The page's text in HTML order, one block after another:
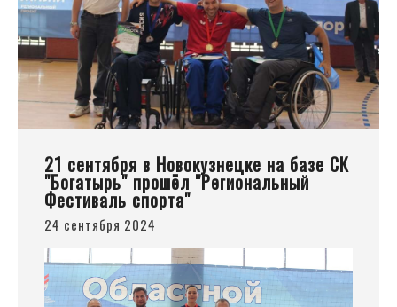
21 сентября в Новокузнецке на базе СК
"Богатырь" прошёл "Региональный
Фестиваль спорта"
24 сентября 2024